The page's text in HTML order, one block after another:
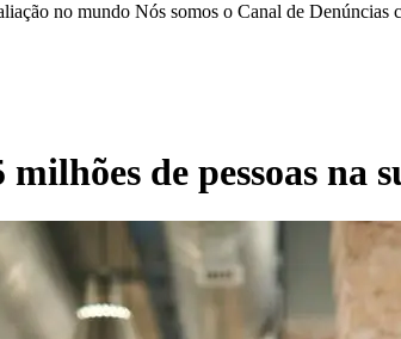
no mundo Nós somos o Canal de Denúncias
de pessoas na